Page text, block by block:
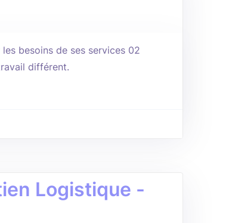
besoins de ses services 02
différent.
Logistique -